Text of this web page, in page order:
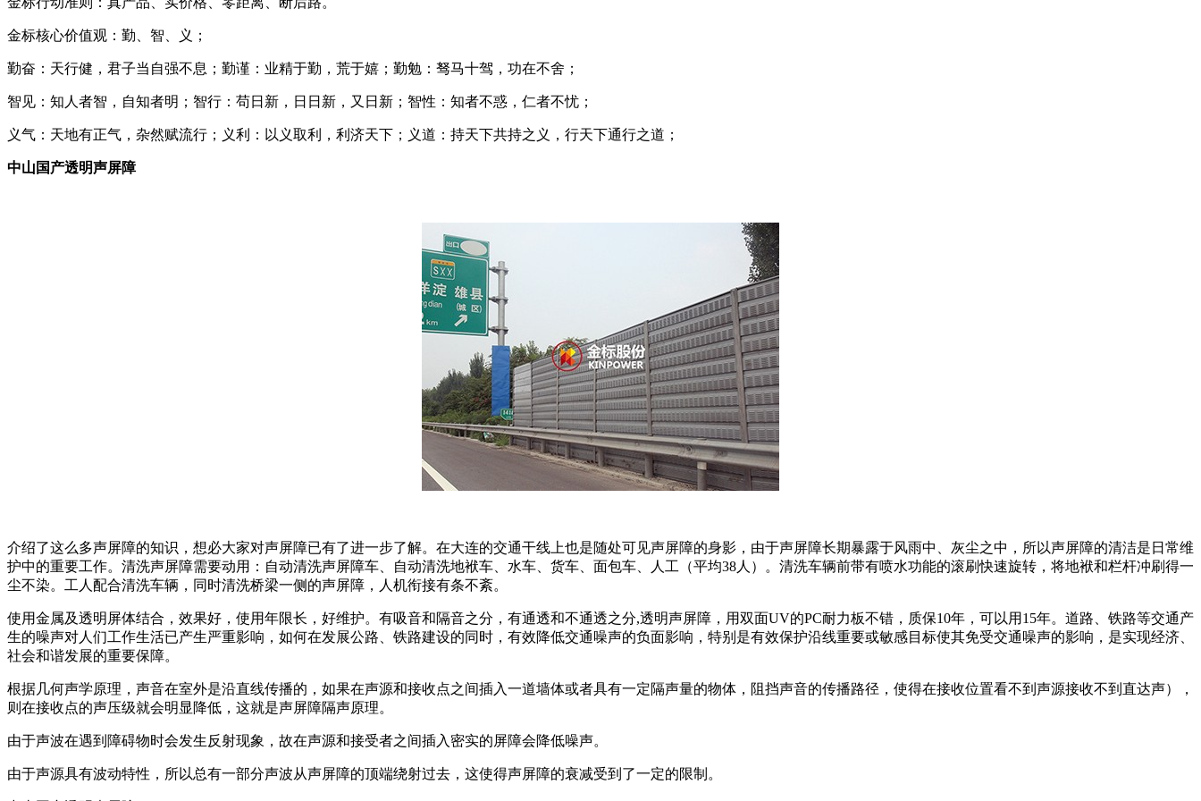
金标核心价值观：勤、智、义；
勤奋：天行健，君子当自强不息；勤谨：业精于勤，荒于嬉；勤勉：驽马十驾，功在不舍；
智见：知人者智，自知者明；智行：苟日新，日日新，又日新；智性：知者不惑，仁者不忧；
义气：天地有正气，杂然赋流行；义利：以义取利，利济天下；义道：持天下共持之义，行天下通行之道；
中山国产透明声屏障
介绍了这么多声屏障的知识，想必大家对声屏障已有了进一步了解。在大连的交通干线上也是随处可见声屏障的身影，由于声屏障长期暴露于风雨中、灰尘之中，所以声屏障的清洁是日常维
护中的重要工作。清洗声屏障需要动用：自动清洗声屏障车、自动清洗地袱车、水车、货车、面包车、人工（平均38人）。清洗车辆前带有喷水功能的滚刷快速旋转，将地袱和栏杆冲刷得一
尘不染。工人配合清洗车辆，同时清洗桥梁一侧的声屏障，人机衔接有条不紊。
使用金属及透明屏体结合，效果好，使用年限长，好维护。有吸音和隔音之分，有通透和不通透之分,透明声屏障，用双面UV的PC耐力板不错，质保10年，可以用15年。道路、铁路等交通产
生的噪声对人们工作生活已产生严重影响，如何在发展公路、铁路建设的同时，有效降低交通噪声的负面影响，特别是有效保护沿线重要或敏感目标使其免受交通噪声的影响，是实现经济、
社会和谐发展的重要保障。
根据几何声学原理，声音在室外是沿直线传播的，如果在声源和接收点之间插入一道墙体或者具有一定隔声量的物体，阻挡声音的传播路径，使得在接收位置看不到声源接收不到直达声），
则在接收点的声压级就会明显降低，这就是声屏障隔声原理。
由于声波在遇到障碍物时会发生反射现象，故在声源和接受者之间插入密实的屏障会降低噪声。
由于声源具有波动特性，所以总有一部分声波从声屏障的顶端绕射过去，这使得声屏障的衰减受到了一定的限制。